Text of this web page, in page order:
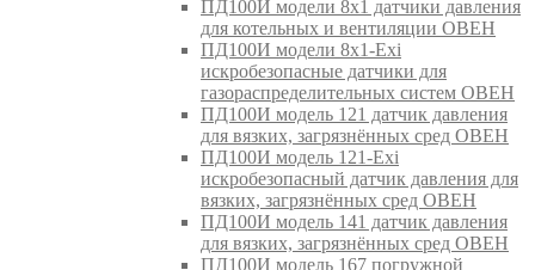
ПД100И модели 8х1 датчики давления
для котельных и вентиляции ОВЕН
ПД100И модели 8х1-Exi
искробезопасные датчики для
газораспределительных систем ОВЕН
ПД100И модель 121 датчик давления
для вязких, загрязнённых сред ОВЕН
ПД100И модель 121-Exi
искробезопасный датчик давления для
вязких, загрязнённых сред ОВЕН
ПД100И модель 141 датчик давления
для вязких, загрязнённых сред ОВЕН
ПД100И модель 167 погружной